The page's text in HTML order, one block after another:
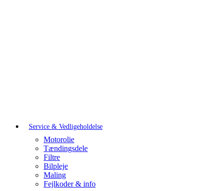
Service & Vedligeholdelse
Motorolie
Tændingsdele
Filtre
Bilpleje
Maling
Fejlkoder & info